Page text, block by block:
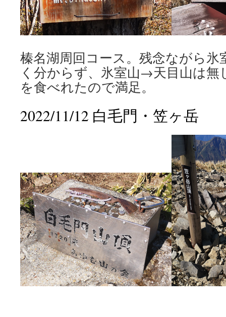
榛名湖周回コース。残念ながら氷
く分からず、氷室山→天目山は無
を食べれたので満足。
2022/11/12 白毛門・笠ヶ岳